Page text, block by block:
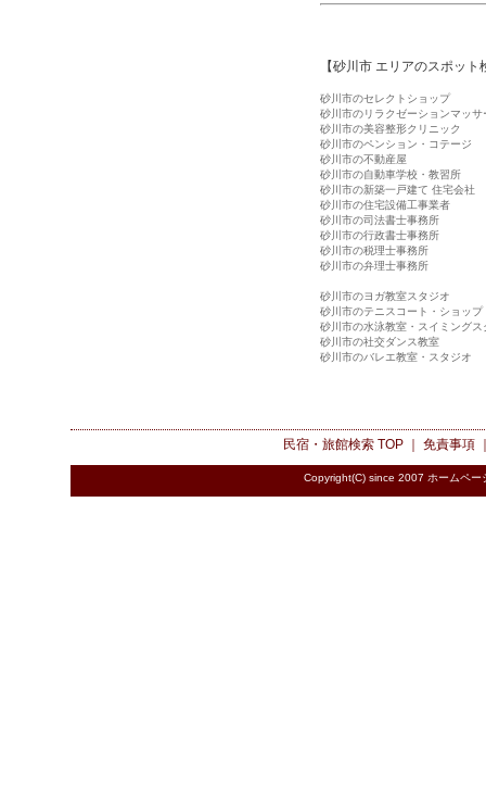
【砂川市 エリアのスポット
砂川市のセレクトショップ
砂川市のリラクゼーションマッサ
砂川市の美容整形クリニック
砂川市のペンション・コテージ
砂川市の不動産屋
砂川市の自動車学校・教習所
砂川市の新築一戸建て 住宅会社
砂川市の住宅設備工事業者
砂川市の司法書士事務所
砂川市の行政書士事務所
砂川市の税理士事務所
砂川市の弁理士事務所
砂川市のヨガ教室スタジオ
砂川市のテニスコート・ショップ
砂川市の水泳教室・スイミングス
砂川市の社交ダンス教室
砂川市のバレエ教室・スタジオ
民宿・旅館検索TOP ｜ 免責事項
Copyright(C) since 2007 ホームペー